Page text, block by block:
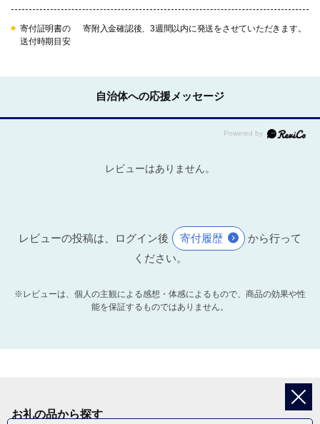
寄付証明書の
送付時期目安
寄附入金確認後、3週間以内に発送をさせていただきます。
自治体への応援メッセージ
レビューはありません。
レビューの投稿は、ログイン後 寄付履歴
から行って
ください。
※レビューは、個人の主観による感想・体感によるもので、商品の効果や性
能を保証するものではありません。
お礼の品から探す